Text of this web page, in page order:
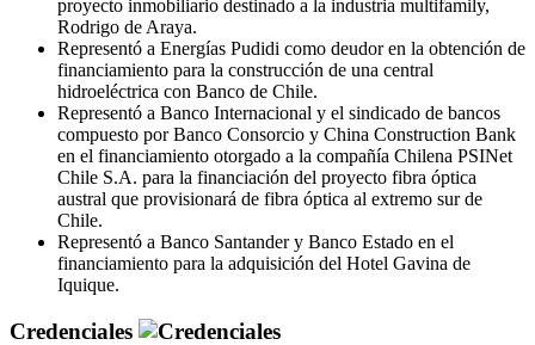
proyecto inmobiliario destinado a la industria multifamily,
Rodrigo de Araya.
Representó a Energías Pudidi como deudor en la obtención de
financiamiento para la construcción de una central
hidroeléctrica con Banco de Chile.
Representó a Banco Internacional y el sindicado de bancos
compuesto por Banco Consorcio y China Construction Bank
en el financiamiento otorgado a la compañía Chilena PSINet
Chile S.A. para la financiación del proyecto fibra óptica
austral que provisionará de fibra óptica al extremo sur de
Chile.
Representó a Banco Santander y Banco Estado en el
financiamiento para la adquisición del Hotel Gavina de
Iquique.
Credenciales